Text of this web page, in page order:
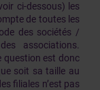
ci-dessous) les
de toutes les
des sociétés /
associations.
question est donc
soit sa taille au
filiales n’est pas